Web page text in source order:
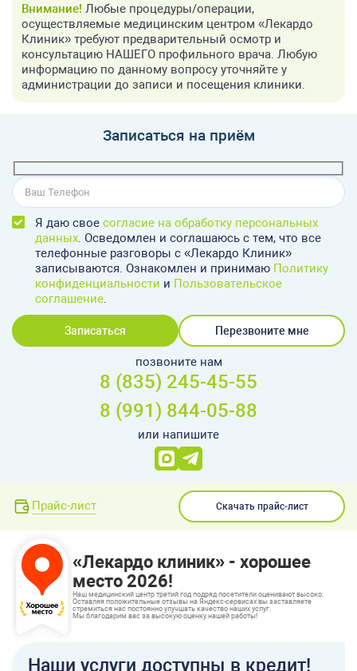
Внимание! Любые процедуры/операции,
осуществляемые медицинским центром «Лекардо
Клиник» требуют предварительный осмотр и
консультацию НАШЕГО профильного врача. Любую
информацию по данному вопросу уточняйте у
администрации до записи и посещения клиники.
Записаться на приём
Я даю свое согласие на обработку персональных
данных. Осведомлен и соглашаюсь с тем, что все
телефонные разговоры с «Лекардо Клиник»
записываются. Ознакомлен и принимаю Политику
конфиденциальности и Пользовательское
соглашение.
Записаться Перезвоните мне
позвоните нам
8 (835) 245-45-55
8 (991) 844-05-88
или напишите
Прайс-лист Скачать прайс-лист
«Лекардо клиник» - хорошее
место 2026!
Наш медицинский центр третий год подряд посетители оценивают высоко.
Оставляя положительные отзывы на Яндекс-сервисах вы заставляете
стремиться нас постоянно улучшать качество наших услуг.
Мы благодарим вас за высокую оценку нашей работы!
Наши услуги доступны в кредит!